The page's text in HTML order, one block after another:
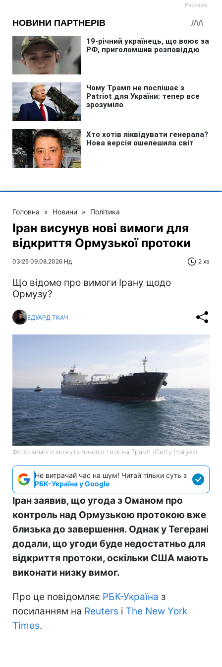
Головна » Новини » Політика
Іран висунув нові вимоги для
відкриття Ормузької протоки
03:25 09.08.2026 Нд 2 хв
Що відомо про вимоги Ірану щодо
Ормузу?
ЕДУАРД ТКАЧ
Фото: вимоги можуть чинити тиск на Трамп (Getty Images)
Не витрачай час на шум! Читай тільки суть з
РБК-Україна у Google
Іран заявив, що угода з Оманом про
контроль над Ормузькою протокою вже
близька до завершення. Однак у Тегерані
додали, що угоди буде недостатньо для
відкриття протоки, оскільки США мають
виконати низку вимог.
Про це повідомляє РБК-Україна з
посиланням на Reuters і The New York
Times.